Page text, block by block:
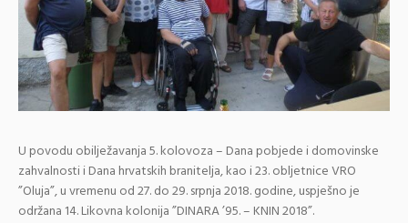
U povodu obilježavanja 5. kolovoza – Dana pobjede i domovinske
zahvalnosti i Dana hrvatskih branitelja, kao i 23. obljetnice VRO
”Oluja”, u vremenu od 27. do 29. srpnja 2018. godine, uspješno je
održana 14. Likovna kolonija ”DINARA ’95. – KNIN 2018”.